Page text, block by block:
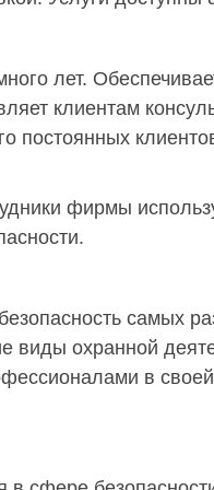
лет.
клиентам
постоянных
фирмы
самых
виды охранной
в